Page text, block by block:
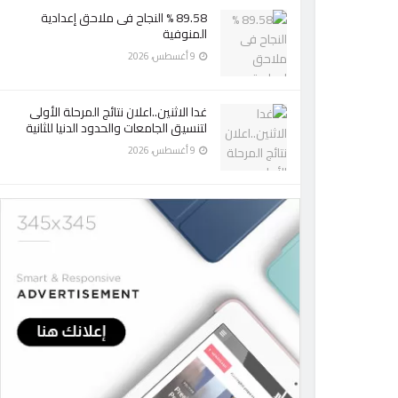
89.58 % النجاح فى ملاحق إعدادية
المنوفية
غدا الاثنين..اعلان نتائج المرحلة الأولى
لتنسيق الجامعات والحدود الدنيا للثانية